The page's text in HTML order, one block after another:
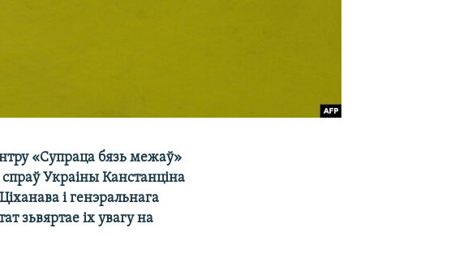
«Супраца бязь межаў»
спраў Украіны Канстанціна
і генэральнага
зьвяртае іх увагу на